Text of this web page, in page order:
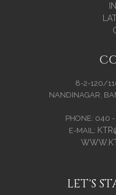
8-2-120/
NANDINAGAR,
PHONE: 040
E-MAIL:
LET'S